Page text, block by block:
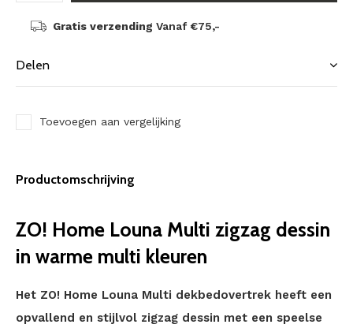
Gratis verzending Vanaf €75,-
Delen
Toevoegen aan vergelijking
Productomschrijving
ZO! Home Louna Multi zigzag dessin
in warme multi kleuren
Het ZO! Home Louna Multi dekbedovertrek heeft een
opvallend en stijlvol zigzag dessin met een speelse